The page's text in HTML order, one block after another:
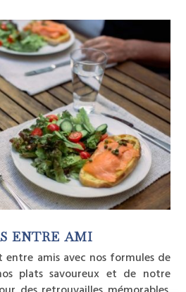
ENTRE AMI
entre amis avec nos formules de
plats savoureux et de notre